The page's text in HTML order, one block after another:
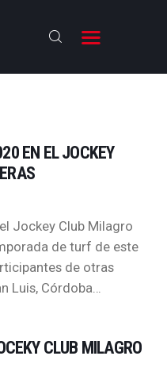
EN EL JOCKEY
Jockey Club Milagro
de turf de este
de otras
Luis, Córdoba…
CLUB MILAGRO